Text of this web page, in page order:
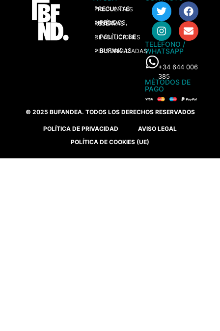
> PREGUNTAS FRECUENTES
> PEDIDOS, ENVÍOS Y RESERVAS
> POLÍTICA DE DEVOLUCIONES
> BUFANDAS PERSONALIZADAS
TELÉFONO /
WHATSAPP
+34 644 006
385
MÉTODOS DE
PAGO
© 2025 BUFANDEA. TODOS LOS DERECHOS RESERVADOS
POLÍTICA DE PRIVACIDAD
AVISO LEGAL
POLÍTICA DE COOKIES (UE)